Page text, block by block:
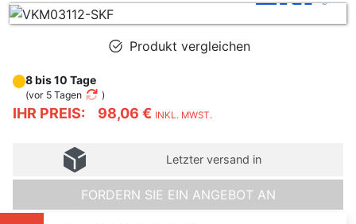
Produkt vergleichen
IHR PREIS: 98,06 € INKL. MWST.
8 bis 10 Tage
(vor 5 Tagen )
Letzter versand in
FORDERN SIE EIN ANGEBOT AN